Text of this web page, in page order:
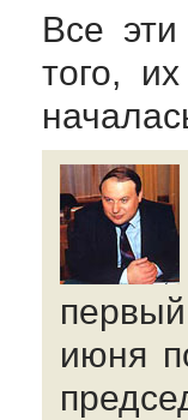
Все
того,
июня